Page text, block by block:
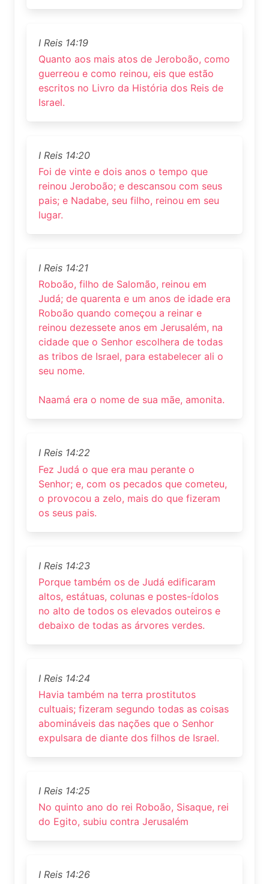
I Reis 14:19
Quanto aos mais atos de Jeroboão, como
guerreou e como reinou, eis que estão
escritos no Livro da História dos Reis de
Israel.
I Reis 14:20
Foi de vinte e dois anos o tempo que
reinou Jeroboão; e descansou com seus
pais; e Nadabe, seu filho, reinou em seu
lugar.
I Reis 14:21
Roboão, filho de Salomão, reinou em
Judá; de quarenta e um anos de idade era
Roboão quando começou a reinar e
reinou dezessete anos em Jerusalém, na
cidade que o Senhor escolhera de todas
as tribos de Israel, para estabelecer ali o
seu nome.
Naamá era o nome de sua mãe, amonita.
I Reis 14:22
Fez Judá o que era mau perante o
Senhor; e, com os pecados que cometeu,
o provocou a zelo, mais do que fizeram
os seus pais.
I Reis 14:23
Porque também os de Judá edificaram
altos, estátuas, colunas e postes-ídolos
no alto de todos os elevados outeiros e
debaixo de todas as árvores verdes.
I Reis 14:24
Havia também na terra prostitutos
cultuais; fizeram segundo todas as coisas
abomináveis das nações que o Senhor
expulsara de diante dos filhos de Israel.
I Reis 14:25
No quinto ano do rei Roboão, Sisaque, rei
do Egito, subiu contra Jerusalém
I Reis 14:26